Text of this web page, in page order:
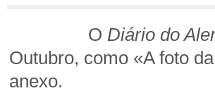
O Diário do
Outubro, como «A foto
anexo.